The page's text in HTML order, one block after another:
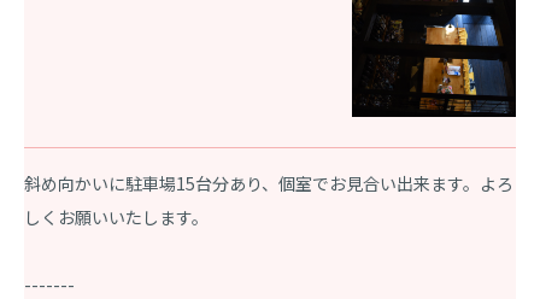
斜め向かいに駐車場15台分あり、個室でお見合い出来ます。よろ
しくお願いいたします。
-------